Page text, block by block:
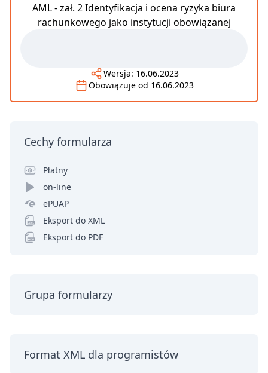
AML - zał. 2 Identyfikacja i ocena ryzyka biura
rachunkowego jako instytucji obowiązanej
Wersja: 16.06.2023
Obowiązuje od 16.06.2023
Cechy formularza
Płatny
on-line
ePUAP
Eksport do XML
Eksport do PDF
Grupa formularzy
Format XML dla programistów